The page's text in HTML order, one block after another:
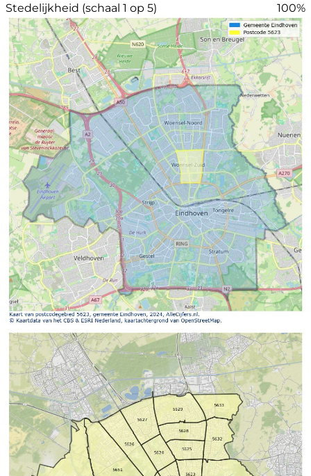
Stedelijkheid (schaal 1 op 5)
100%